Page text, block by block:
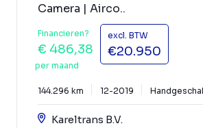
Camera | Airco..
Financieren?
€ 486,38
per maand
excl. BTW
€20.950
144.296 km 12-2019
Kareltrans B.V.